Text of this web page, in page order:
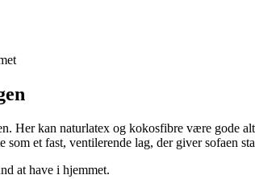
Her kan naturlatex og kokosfibre være gode
et fast, ventilerende lag, der giver sofaen
at have i hjemmet.